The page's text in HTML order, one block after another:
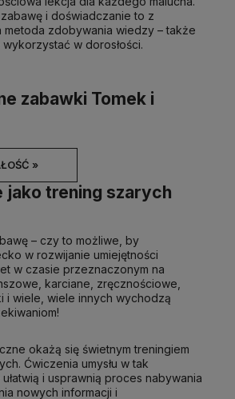
zabawki Tomek i
i doświadczanie to z
metoda zdobywania wiedzy – także
w dorosłości.
»
jako trening szarych
– czy to możliwe, by
w rozwijanie umiejętności
w czasie przeznaczonym na
karciane, zręcznościowe,
i wiele, wiele innych wychodzą
okażą się świetnym treningiem
Ćwiczenia umysłu w tak
i usprawnią proces nabywania
nowych informacji i